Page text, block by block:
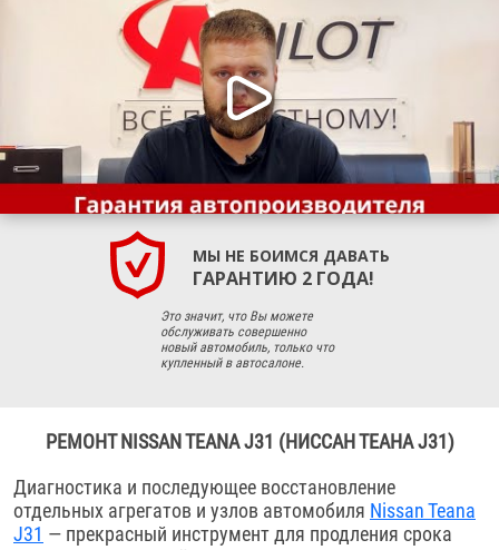
МЫ НЕ БОИМСЯ ДАВАТЬ
ГАРАНТИЮ 2 ГОДА!
Это значит, что Вы можете
обслуживать совершенно
новый автомобиль, только что
купленный в автосалоне.
РЕМОНТ NISSAN TEANA J31 (НИССАН ТЕАНА J31)
Диагностика и последующее восстановление
отдельных агрегатов и узлов автомобиля Nissan Teana
J31 — прекрасный инструмент для продления срока